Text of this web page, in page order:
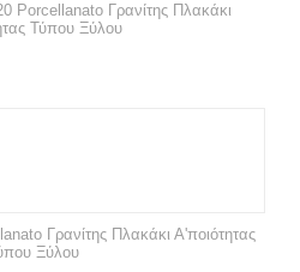
Porcellanato Γρανίτης Πλακάκι
Τύπου Ξύλου
Γρανίτης Πλακάκι Α'ποιότητας
Ξύλου